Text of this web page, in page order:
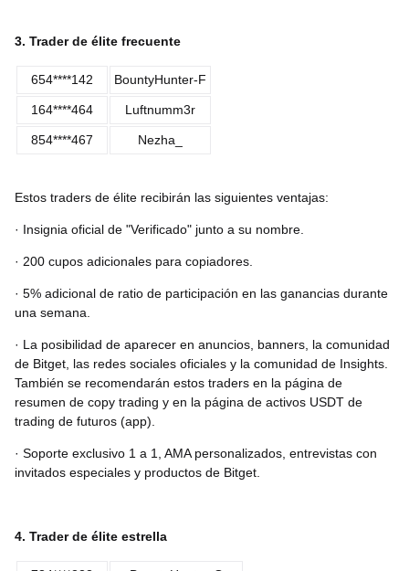
3. Trader de élite frecuente
654****142 BountyHunter-F
164****464 Luftnumm3r
854****467 Nezha_
Estos traders de élite recibirán las siguientes ventajas:
· Insignia oficial de "Verificado" junto a su nombre.
· 200 cupos adicionales para copiadores.
· 5% adicional de ratio de participación en las ganancias durante
una semana.
· La posibilidad de aparecer en anuncios, banners, la comunidad
de Bitget, las redes sociales oficiales y la comunidad de Insights.
También se recomendarán estos traders en la página de
resumen de copy trading y en la página de activos USDT de
trading de futuros (app).
· Soporte exclusivo 1 a 1, AMA personalizados, entrevistas con
invitados especiales y productos de Bitget.
4. Trader de élite estrella